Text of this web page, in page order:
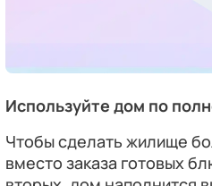
Используйте дом по
Чтобы сделать жилище
вместо заказа готовых